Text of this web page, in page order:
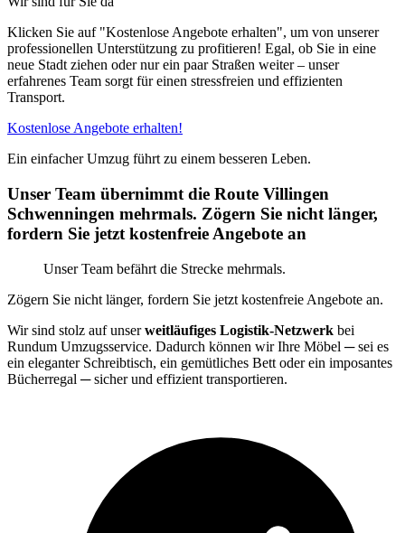
Klicken Sie auf "Kostenlose Angebote erhalten", um von unserer
professionellen Unterstützung zu profitieren! Egal, ob Sie in eine
neue Stadt ziehen oder nur ein paar Straßen weiter – unser
erfahrenes Team sorgt für einen stressfreien und effizienten
Transport.
Kostenlose Angebote erhalten!
Ein einfacher Umzug führt zu einem besseren Leben.
Unser Team übernimmt die Route Villingen
Schwenningen⁠ mehrmals. Zögern Sie nicht länger,
fordern Sie jetzt kostenfreie Angebote an
Unser Team befährt die Strecke mehrmals.
Zögern Sie nicht länger, fordern Sie jetzt kostenfreie Angebote an.
Wir sind stolz auf unserweitläufiges Logistik-Netzwerk bei
Rundum Umzugsservice. Dadurch können wir Ihre Möbel ─ sei es
ein eleganter Schreibtisch, ein gemütliches Bett oder ein imposantes
Bücherregal ─ sicher und effizient transportieren.